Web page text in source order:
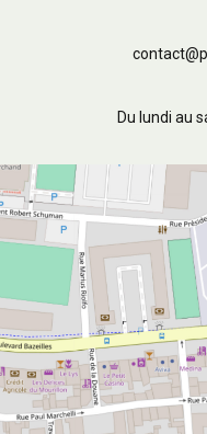
contact@
Du lundi au